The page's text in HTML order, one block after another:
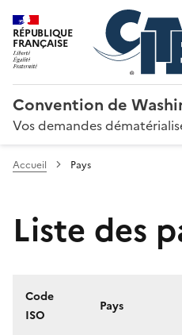
RÉPUBLIQUE
FRANÇAISE
Convention de
Vos demandes
Accueil Pays
Liste des
Code
ISO
Pays